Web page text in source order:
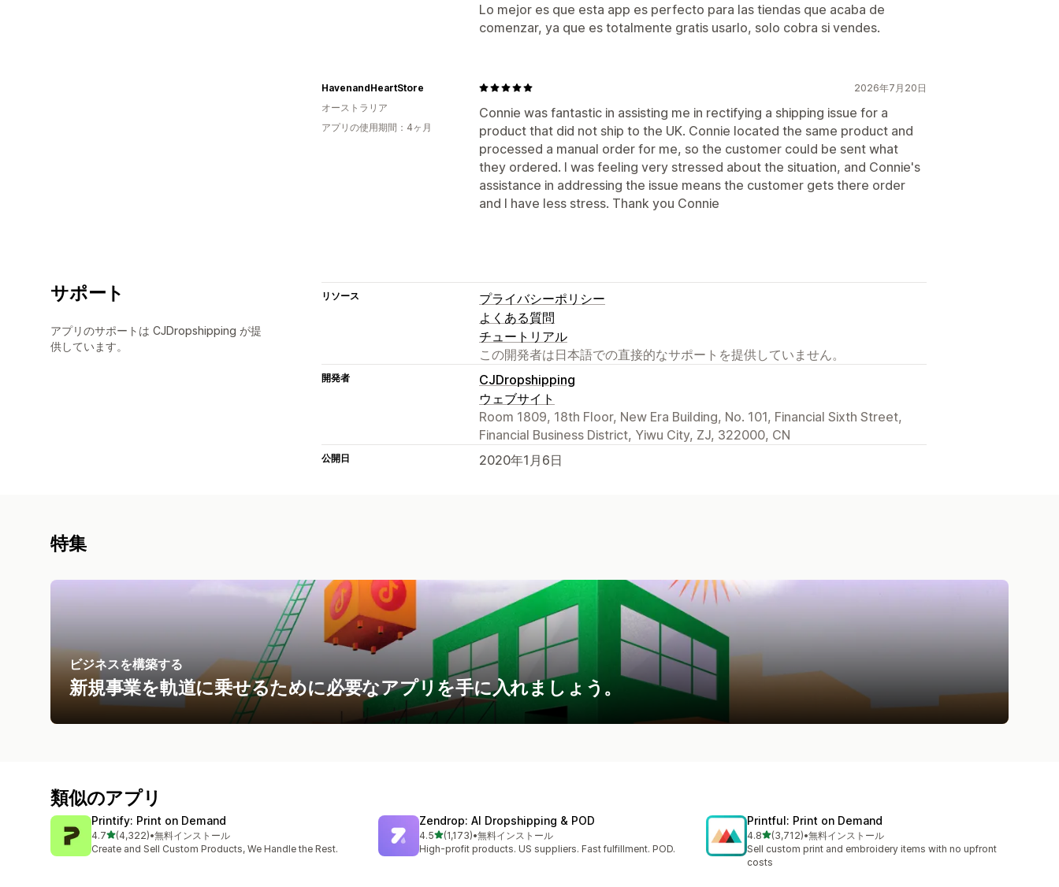
Lo mejor es que esta app es perfecto para las tiendas que acaba de
comenzar, ya que es totalmente gratis usarlo, solo cobra si vendes.
2026年7月20日
Connie was fantastic in assisting me in rectifying a shipping issue for a
product that did not ship to the UK. Connie located the same product and
processed a manual order for me, so the customer could be sent what
they ordered. I was feeling very stressed about the situation, and Connie's
assistance in addressing the issue means the customer gets there order
and I have less stress. Thank you Connie
HavenandHeartStore
オーストラリア
アプリの使用期間：4ヶ月
サポート
アプリのサポートは CJDropshipping が提
供しています。
リソース
プライバシーポリシー
よくある質問
チュートリアル
この開発者は日本語での直接的なサポートを提供していません。
開発者
CJDropshipping
ウェブサイト
Room 1809, 18th Floor, New Era Building, No. 101, Financial Sixth Street,
Financial Business District, Yiwu City, ZJ, 322000, CN
公開日 2020年1月6日
特集
ビジネスを構築する
新規事業を軌道に乗せるために必要なアプリを手に入れましょう。
類似のアプリ
Printify: Print on Demand
4.75つ星中
(4,322)
合計レビュー数：4322件
•無料インストール
Create and Sell Custom Products, We Handle the Rest.
Zendrop: AI Dropshipping & POD
4.55つ星中
(1,173)
合計レビュー数：1173件
•無料インストール
High-profit products. US suppliers. Fast fulfillment. POD.
Printful: Print on Demand
4.85つ星中
(3,712)
合計レビュー数：3712件
•無料インストール
Sell custom print and embroidery items with no upfront
costs